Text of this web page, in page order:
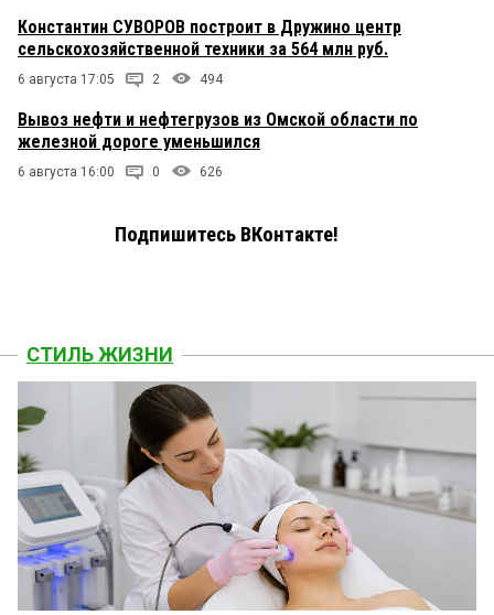
Константин СУВОРОВ построит в Дружино центр
сельскохозяйственной техники за 564 млн руб.
6 августа 17:05 2 494
Вывоз нефти и нефтегрузов из Омской области по
железной дороге уменьшился
6 августа 16:00 0 626
Подпишитесь ВКонтакте!
СТИЛЬ ЖИЗНИ